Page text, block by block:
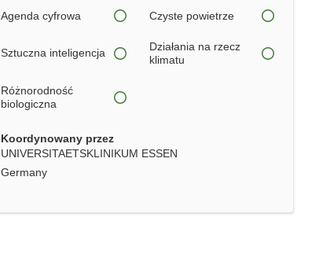
Agenda cyfrowa Czyste powietrze
Sztuczna inteligencja
Działania na rzecz
klimatu
Różnorodność
biologiczna
Koordynowany przez
UNIVERSITAETSKLINIKUM ESSEN
Germany